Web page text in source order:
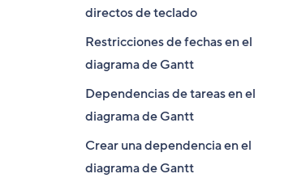
directos de teclado
Restricciones de fechas en el
diagrama de Gantt
Dependencias de tareas en el
diagrama de Gantt
Crear una dependencia en el
diagrama de Gantt